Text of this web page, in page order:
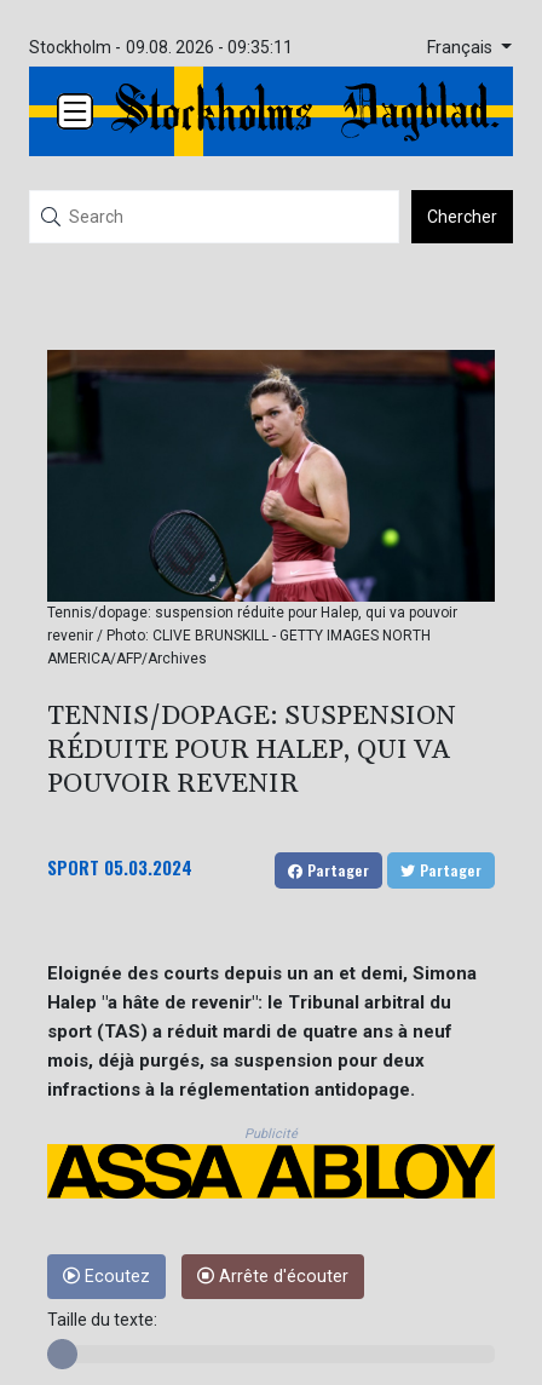
Stockholm - 09.08. 2026 - 09:35:11 Français
Chercher
Tennis/dopage: suspension réduite pour Halep, qui va pouvoir
revenir / Photo: CLIVE BRUNSKILL - GETTY IMAGES NORTH
AMERICA/AFP/Archives
TENNIS/DOPAGE: SUSPENSION
RÉDUITE POUR HALEP, QUI VA
POUVOIR REVENIR
SPORT 05.03.2024 Partager Partager
Eloignée des courts depuis un an et demi, Simona
Halep "a hâte de revenir": le Tribunal arbitral du
sport (TAS) a réduit mardi de quatre ans à neuf
mois, déjà purgés, sa suspension pour deux
infractions à la réglementation antidopage.
Publicité
Ecoutez Arrête d'écouter
Taille du texte: